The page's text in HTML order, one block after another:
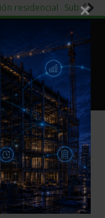
residencial Subida
Piedra Natural |
×